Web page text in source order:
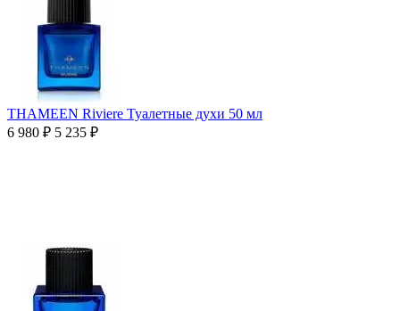
THAMEEN Riviere Туалетные духи 50 мл
6 980 ₽ 5 235 ₽